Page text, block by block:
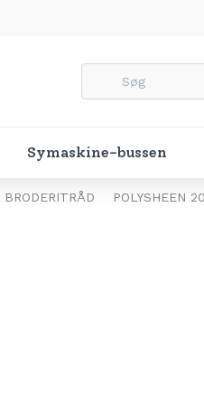
Symaskine-bussen
BRODERITRÅD POLYSHEEN